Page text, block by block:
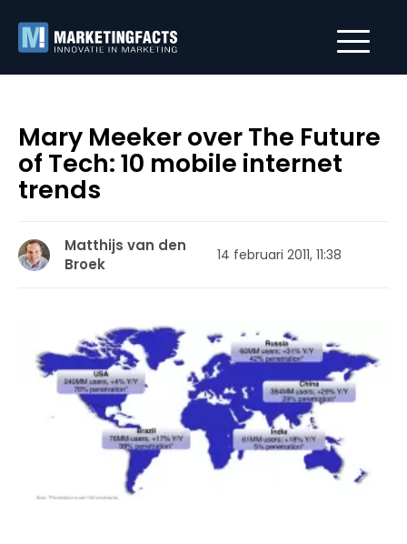
Mary Meeker over The Future
of Tech: 10 mobile internet
trends
Matthijs van den
Broek
14 februari 2011, 11:38